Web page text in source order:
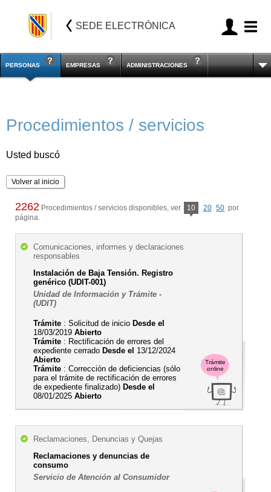
SEDE ELECTRÓNICA
PERSONAS EMPRESAS ADMINISTRACIONES
Procedimientos / servicios
Usted buscó
Volver al inicio
2262 Procedimientos / servicios disponibles, ver 10 20 50 por
página.
Trámite
online
Comunicaciones, informes y declaraciones
responsables
Instalación de Baja Tensión. Registro
genérico (UDIT-001)
Unidad de Información y Trámite -
(UDIT)
Trámite : Solicitud de inicio Desde el
18/03/2019 Abierto
Trámite : Rectificación de errores del
expediente cerrado Desde el 13/12/2024
Abierto
Trámite : Corrección de deficiencias (sólo
para el trámite de rectificación de errores
de expediente finalizado) Desde el
08/01/2025 Abierto
Reclamaciones, Denuncias y Quejas
Reclamaciones y denuncias de
consumo
Servicio de Atención al Consumidor